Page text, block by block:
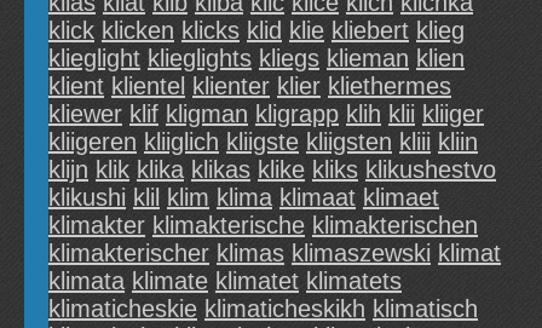
klick klicken klicks klid klie kliebert klieg
klieglight klieglights kliegs klieman klien
klient klientel klienter klier kliethermes
kliewer klif kligman kligrapp klih klii kliiger
kliigeren kliiglich kliigste kliigsten kliii kliin
klijn klik klika klikas klike kliks klikushestvo
klikushi klil klim klima klimaat klimaet
klimakter klimakterische klimakterischen
klimakterischer klimas klimaszewski klimat
klimata klimate klimatet klimatets
klimaticheskie klimaticheskikh klimatisch